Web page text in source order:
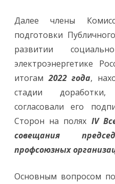
Далее члены
подготовки
развитии
электроэнергетике
итогам2022 года,
стадии
согласовали его
Сторон на полях IV
совещания
профсоюзных
Основным вопросом